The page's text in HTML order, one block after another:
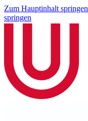
Zum Hauptinhalt springen
springen